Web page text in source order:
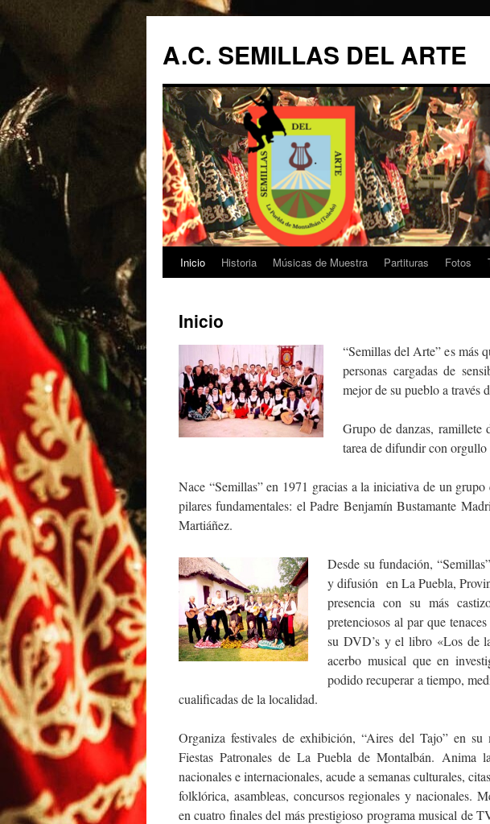
A.C. SEMILLAS DEL ARTE
Saltar
contenido
Inicio Historia Músicas de Muestra Partituras Fotos
Inicio
“Semillas del Arte” es más
personas cargadas de
mejor de su pueblo a través
Grupo de danzas, ramillete
tarea de difundir con orgullo
Nace “Semillas” en 1971 gracias a la iniciativa de un
pilares fundamentales: el Padre Benjamín Bustamante
Martiáñez.
Desde su fundación,
y difusión en La Puebla,
presencia con su más
pretenciosos al par que
su DVD’s y el libro «Los de
acerbo musical que en
podido recuperar a tiempo,
cualificadas de la localidad.
Organiza festivales de exhibición, “Aires del Tajo” en
Fiestas Patronales de La Puebla de Montalbán. Anima
nacionales e internacionales, acude a semanas culturales,
folklórica, asambleas, concursos regionales y nacionales.
en cuatro finales del más prestigioso programa musical de